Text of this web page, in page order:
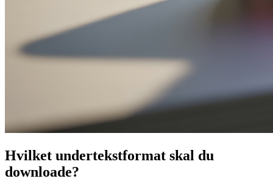
Hvilket undertekstformat skal du
downloade?